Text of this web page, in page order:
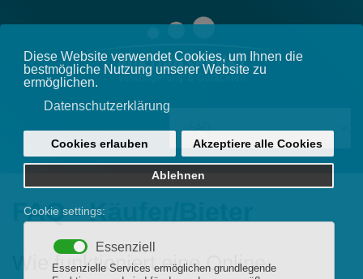
FAQ - Käufer/Bieter
Wie funktioniert eine Online-